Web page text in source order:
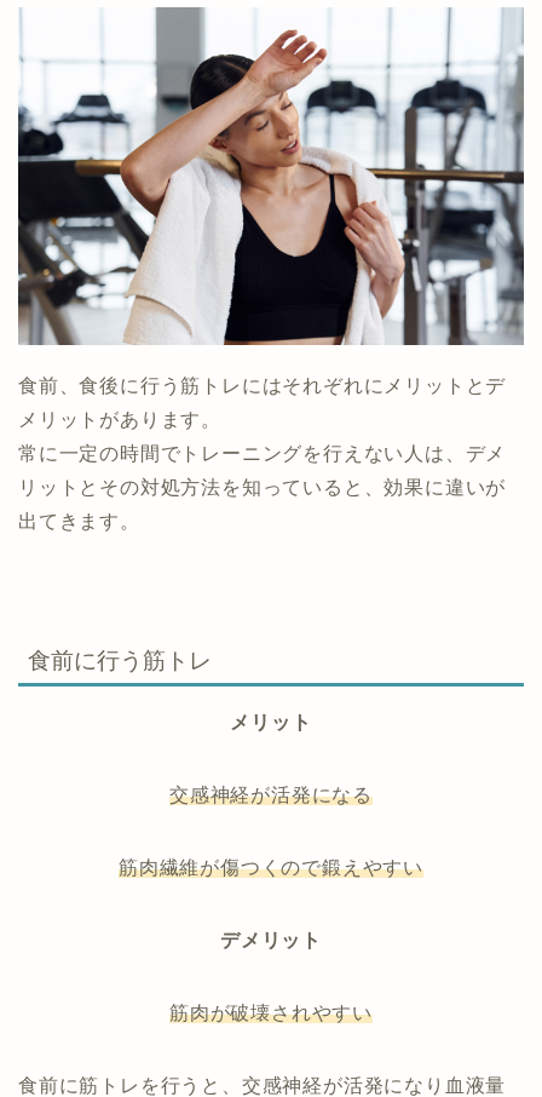
食前、食後に行う筋トレにはそれぞれにメリットとデ
メリットがあります。
常に一定の時間でトレーニングを行えない人は、デメ
リットとその対処方法を知っていると、効果に違いが
出てきます。
食前に行う筋トレ
メリット
交感神経が活発になる
筋肉繊維が傷つくので鍛えやすい
デメリット
筋肉が破壊されやすい
食前に筋トレを行うと、交感神経が活発になり血液量